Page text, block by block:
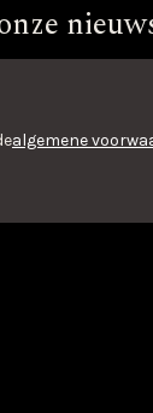
algemene